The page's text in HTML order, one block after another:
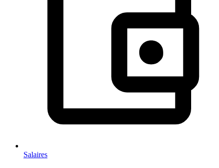
Salaires